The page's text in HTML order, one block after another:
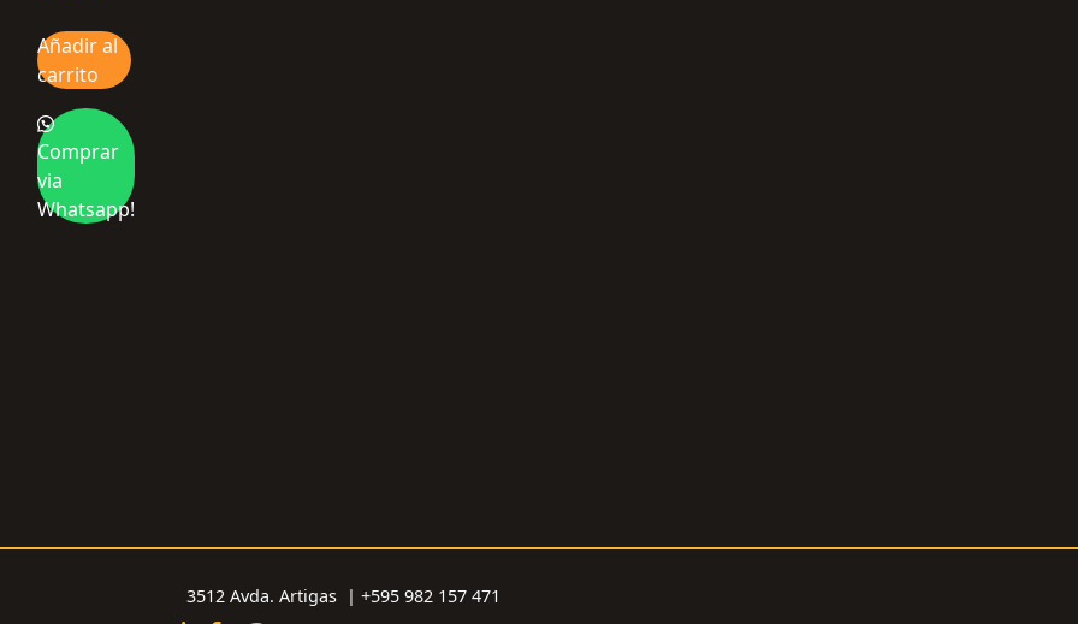
Añadir al
carrito
Comprar
via
Whatsapp!
3512 Avda. Artigas | +595 982 157 471